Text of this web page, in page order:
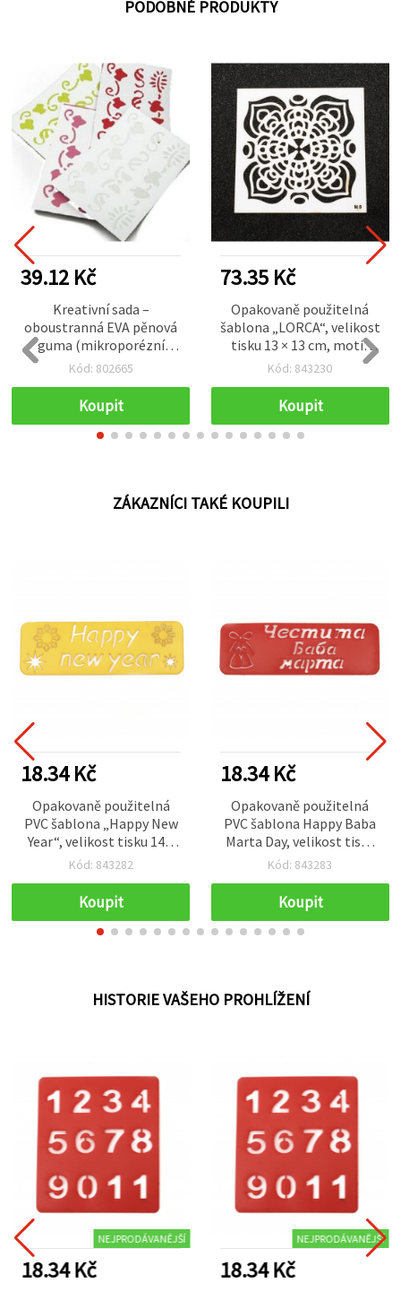
PODOBNÉ PRODUKTY
39.12 Kč
Kreativní sada –
oboustranná EVA pěnová
guma (mikroporézní
guma) ve tvaru puzzle, s
ornamenty
Kód: 802665
Koupit
73.35 Kč
Opakovaně použitelná
šablona „LORCA“, velikost
tisku 13 × 13 cm, motiv
LM5
Kód: 843230
Koupit
ZÁKAZNÍCI TAKÉ KOUPILI
18.34 Kč
Opakovaně použitelná
PVC šablona „Happy New
Year“, velikost tisku 14 ×
4,5 cm
Kód: 843282
Koupit
18.34 Kč
Opakovaně použitelná
PVC šablona Happy Baba
Marta Day, velikost tisku
13 × 4,5 cm
Kód: 843283
Koupit
HISTORIE VAŠEHO PROHLÍŽENÍ
NEJPRODÁVANĚJŠÍ
18.34 Kč
NEJPRODÁVANĚJŠÍ
18.34 Kč